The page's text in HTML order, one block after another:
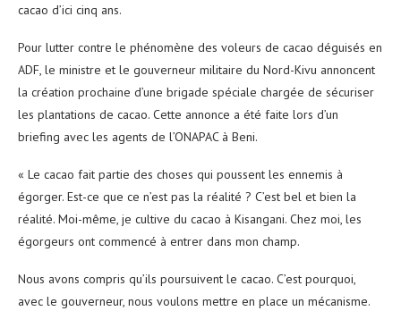
cacao d’ici cinq ans.
Pour lutter contre le phénomène des voleurs de cacao déguisés en
ADF, le ministre et le gouverneur militaire du Nord-Kivu annoncent
la création prochaine d’une brigade spéciale chargée de sécuriser
les plantations de cacao. Cette annonce a été faite lors d’un
briefing avec les agents de l’ONAPAC à Beni.
« Le cacao fait partie des choses qui poussent les ennemis à
égorger. Est-ce que ce n’est pas la réalité ? C’est bel et bien la
réalité. Moi-même, je cultive du cacao à Kisangani. Chez moi, les
égorgeurs ont commencé à entrer dans mon champ.
Nous avons compris qu’ils poursuivent le cacao. C’est pourquoi,
avec le gouverneur, nous voulons mettre en place un mécanisme.